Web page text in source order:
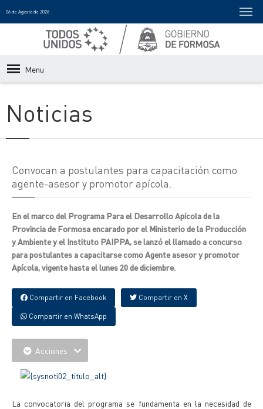
06 de Agosto de 2026
Menu
Noticias
Convocan a postulantes para capacitación como
agente-asesor y promotor apícola.
En el marco del Programa Para el Desarrollo Apícola de la
Provincia de Formosa encarado por el Ministerio de la Producción
y Ambiente y el Instituto PAIPPA, se lanzó el llamado a concurso
para postulantes a capacitarse como Agente asesor y promotor
Apícola, vigente hasta el lunes 20 de diciembre.
Compartir en Facebook Compartir en X
Compartir en WhatsApp
Acciones
La convocatoria del programa se fundamenta en la necesidad de